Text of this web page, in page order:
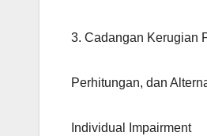
3. Cadangan Kerugian
Perhitungan, dan
Individual Impairment